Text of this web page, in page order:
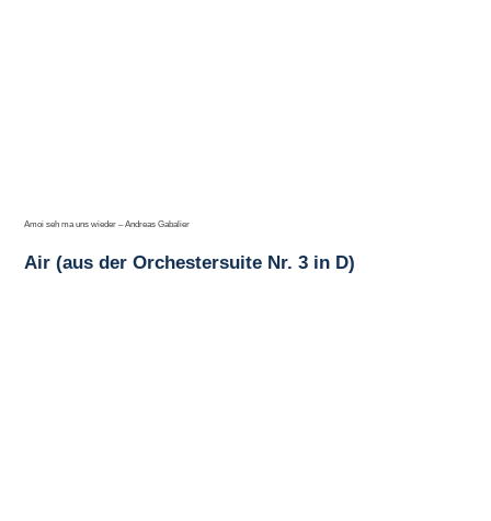
Amoi seh ma uns wieder – Andreas Gabalier
Air (aus der Orchestersuite Nr. 3 in D)